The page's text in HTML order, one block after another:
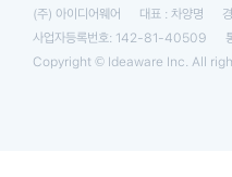
(주) 아이디어웨어 대표 : 차양명
사업자등록번호: 142-81-40509
Copyright © Ideaware Inc. All